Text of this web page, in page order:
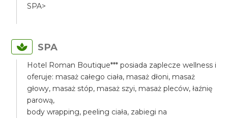
SPA>
SPA
Hotel Roman Boutique*** posiada zaplecze wellness i
oferuje: masaż całego ciała, masaż dłoni, masaż
głowy, masaż stóp, masaż szyi, masaż pleców, łaźnię
parową,
body wrapping, peeling ciała, zabiegi na